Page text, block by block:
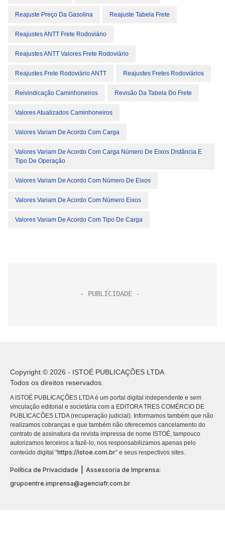
Reajuste Preço Da Gasolina Reajuste Tabela Frete
Reajustes ANTT Frete Rodoviário
Reajustes ANTT Valores Frete Rodoviário
Reajustes Frete Rodoviário ANTT Reajustes Fretes Rodoviários
Reivindicação Caminhoneiros Revisão Da Tabela Do Frete
Valores Atualizados Caminhoneiros
Valores Variam De Acordo Com Carga
Valores Variam De Acordo Com Carga Número De Eixos Distância E
Tipo De Operação
Valores Variam De Acordo Com Número De Eixos
Valores Variam De Acordo Com Número Eixos
Valores Variam De Acordo Com Tipo De Carga
Copyright © 2026 - ISTOÉ PUBLICAÇÕES LTDA
Todos os direitos reservados.
A ISTOÉ PUBLICAÇÕES LTDA é um portal digital independente e sem
vinculação editorial e societária com a EDITORA TRES COMÉRCIO DE
PUBLICACÕES LTDA (recuperação judicial). Informamos também que não
realizamos cobranças e que também não oferecemos cancelamento do
contrato de assinatura da revista impressa de nome ISTOÉ, tampouco
autorizamos terceiros a fazê-lo, nos responsabilizamos apenas pelo
conteúdo digital “https://istoe.com.br” e seus respectivos sites.
Política de Privacidade
Assessoria de Imprensa:
grupoentre.imprensa@agenciafr.com.br